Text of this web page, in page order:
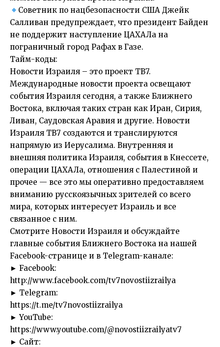
Советник по нацбезопасности США Джейк
Салливан предупреждает, что президент Байден
не поддержит наступление ЦАХАЛа на
пограничный город Рафах в Газе.
Тайм-коды:
Новости Израиля – это проект ТВ7.
Международные новости проекта освещают
события Израиля сегодня, а также Ближнего
Востока, включая таких стран как Иран, Сирия,
Ливан, Саудовская Аравия и другие. Новости
Израиля ТВ7 создаются и транслируются
напрямую из Иерусалима. Внутренняя и
внешняя политика Израиля, события в Кнессете,
операции ЦАХАЛа, отношения с Палестиной и
прочее — все это мы оперативно предоставляем
вниманию русскоязычных зрителей со всего
мира, которых интересует Израиль и все
связанное с ним.
Смотрите Новости Израиля и обсуждайте
главные события Ближнего Востока на нашей
Facebook-странице и в Telegram-канале:
► Facebook:
http://www.facebook.com/tv7novostiizrailya
► Telegram:
https://t.me/tv7novostiizrailya
► YouTube:
https://www.youtube.com/@novostiizrailyatv7
► Сайт: